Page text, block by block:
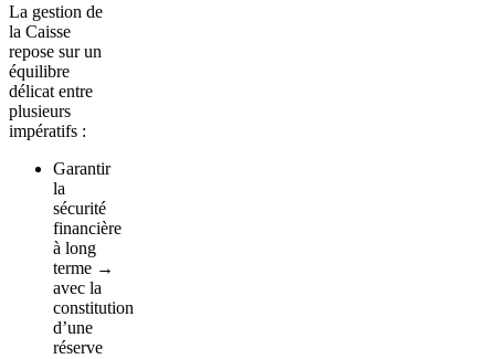
La gestion de
la Caisse
repose sur un
équilibre
délicat entre
plusieurs
impératifs :
Garantir
la
sécurité
financière
à long
terme →
avec la
constitution
d’une
réserve